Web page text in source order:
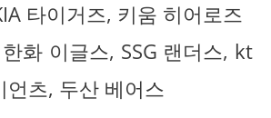
타이거즈, 키움 히어로즈
화 이글스, SSG 랜더스, kt
츠, 두산 베어스